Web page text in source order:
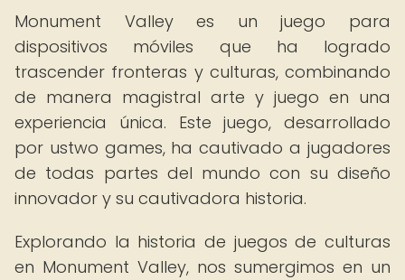
Monument Valley es un juego para
dispositivos móviles que ha logrado
trascender fronteras y culturas, combinando
de manera magistral arte y juego en una
experiencia única. Este juego, desarrollado
por ustwo games, ha cautivado a jugadores
de todas partes del mundo con su diseño
innovador y su cautivadora historia.
Explorando la historia de juegos de culturas
en Monument Valley, nos sumergimos en un